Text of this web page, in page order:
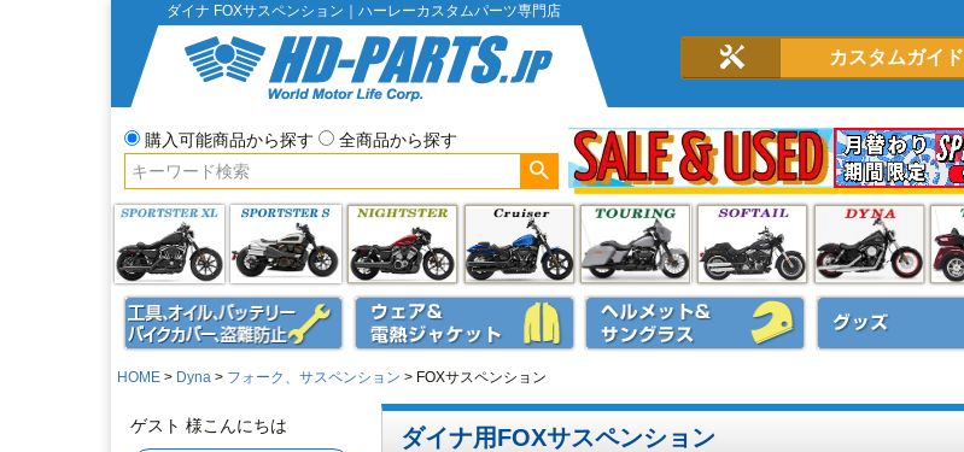
ダイナ FOXサスペンション｜ハーレーカスタムパーツ専門店
カスタムガイド
購入可能商品から探す
全商品から探す
HOME Dyna フォーク、サスペンション FOXサスペンション
ゲスト 様こんにちは ダイナ用FOXサスペンション